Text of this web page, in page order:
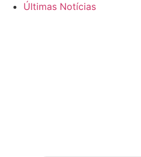
Últimas Notícias